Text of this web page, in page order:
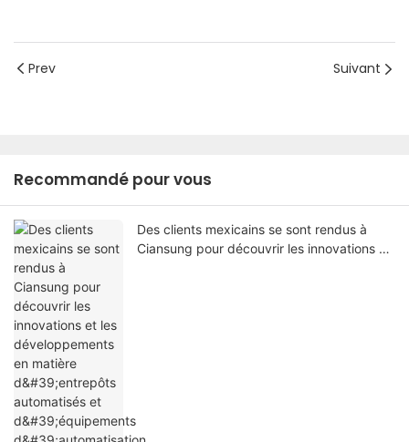
Prev Suivant
Recommandé pour vous
Des clients mexicains se sont rendus à
Ciansung pour découvrir les innovations et